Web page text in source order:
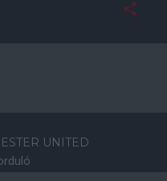
UNITED